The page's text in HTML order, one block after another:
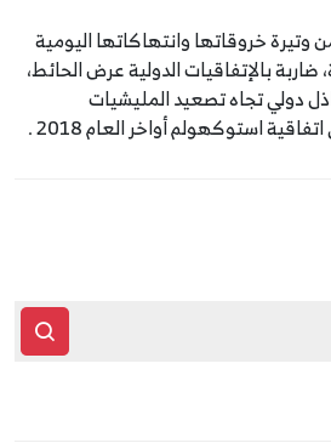
خروقاتها وانتهاكاتها اليومية
ضاربة بالإتفاقيات الدولية عرض الحائط،
دولي تجاه تصعيد المليشيات
استوكهولم أواخر العام 2018 .